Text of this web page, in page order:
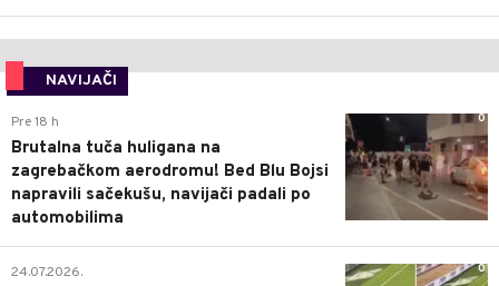
NAVIJAČI
0
Pre 18 h
Brutalna tuča huligana na
zagrebačkom aerodromu! Bed Blu Bojsi
napravili sačekušu, navijači padali po
automobilima
0
24.07.2026.